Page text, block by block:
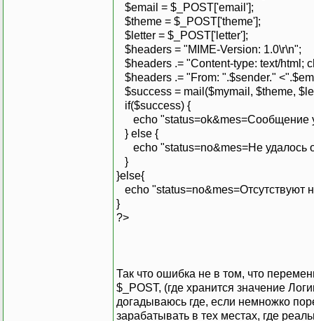
$email = $_POST['email'];
$theme = $_POST['theme'];
$letter = $_POST['letter'];
$headers = "MIME-Version: 1.0\r\n";
$headers .= "Content-type: text/html;
$headers .= "From: ".$sender."
$success = mail($mymail, $theme,
if($success) {
echo "status=ok&mes=Сообщение
} else {
echo "status=no&mes=Не удалось
}
}else{
echo "status=no&mes=Отсутствуют
}
?>
Так что ошибка не в том, что
$_POST, (где хранится значение
догадываюсь где, если немножко
зарабатывать в тех местах, где